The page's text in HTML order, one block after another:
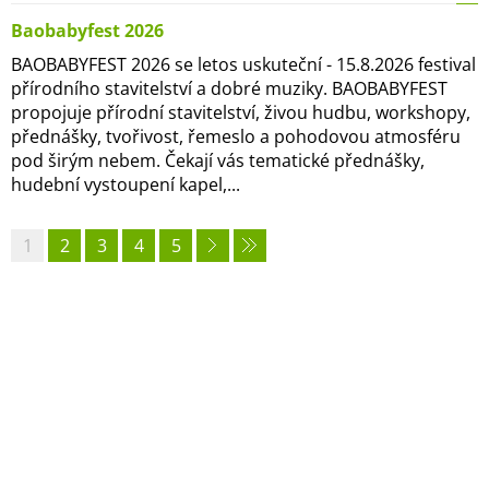
Baobabyfest 2026
BAOBABYFEST 2026 se letos uskuteční - 15.8.2026 festival
přírodního stavitelství a dobré muziky. BAOBABYFEST
propojuje přírodní stavitelství, živou hudbu, workshopy,
přednášky, tvořivost, řemeslo a pohodovou atmosféru
pod širým nebem. Čekají vás tematické přednášky,
hudební vystoupení kapel,...
1 2 3 4 5